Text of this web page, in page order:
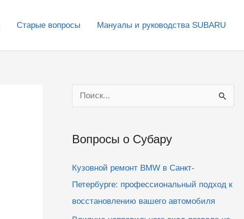
Старые вопросы Мануалы и руководства SUBARU
о
с
Вопросы о Субару
Кузовной ремонт BMW в Санкт-
Петербурге: профессиональный подход к
восстановлению вашего автомобиля